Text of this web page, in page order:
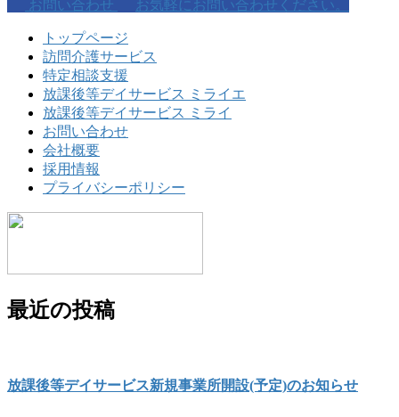
のお問い合わせ お気軽にお問い合わせください。
トップページ
訪問介護サービス
特定相談支援
放課後等デイサービス ミライエ
放課後等デイサービス ミライ
お問い合わせ
会社概要
採用情報
プライバシーポリシー
最近の投稿
放課後等デイサービス新規事業所開設(予定)のお知らせ